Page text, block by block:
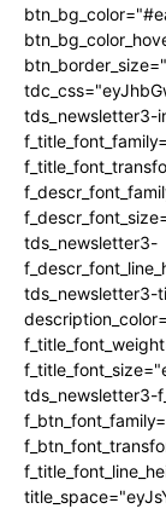
tds_newsletter3-
tds_newsletter3-
tds_newsletter3-
tds_newsletter3-